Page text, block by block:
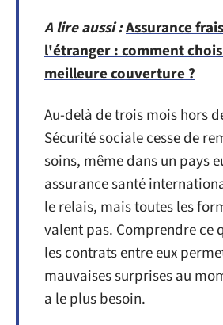
A lire aussi :Assurance
l'étranger : comment
meilleure couverture ?
Au-delà de trois mois hors
Sécurité sociale cesse de
soins, même dans un pays
assurance santé
le relais, mais toutes les
valent pas. Comprendre ce
les contrats entre eux
mauvaises surprises au
a le plus besoin.